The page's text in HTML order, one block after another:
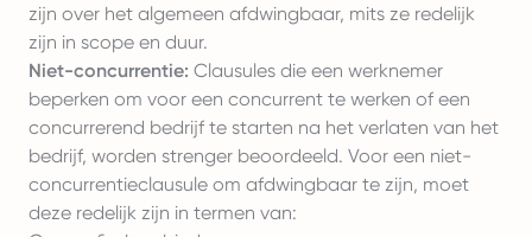
zijn over het algemeen afdwingbaar, mits ze redelijk
zijn in scope en duur.
Niet-concurrentie: Clausules die een werknemer
beperken om voor een concurrent te werken of een
concurrerend bedrijf te starten na het verlaten van het
bedrijf, worden strenger beoordeeld. Voor een niet-
concurrentieclausule om afdwingbaar te zijn, moet
deze redelijk zijn in termen van: